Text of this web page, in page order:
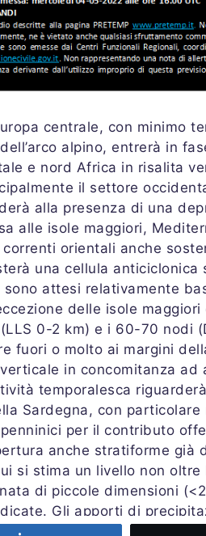
centrale, con minimo
alpino, entrerà in
e nord Africa in risalita
il settore
alla presenza di una
alle isole maggiori,
orientali anche
una cellula anticiclonica
attesi relativamente
delle isole
0-2 km) e i 60-70 nodi
fuori o molto ai margini
in concomitanza ad
temporalesca
Sardegna, con particolare
per il contributo
anche stratiforme già
si stima un livello non oltre
di piccole dimensioni
Gli apporti di
occidentali fino al basso